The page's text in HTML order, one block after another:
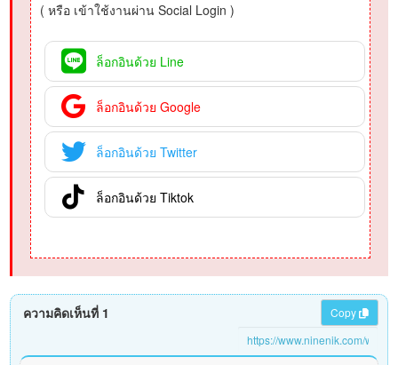
( หรือ เข้าใช้งานผ่าน Social Login )
ล็อกอินด้วย Line
ล็อกอินด้วย Google
ล็อกอินด้วย Twitter
ล็อกอินด้วย Tiktok
ความคิดเห็นที่ 1 Copy